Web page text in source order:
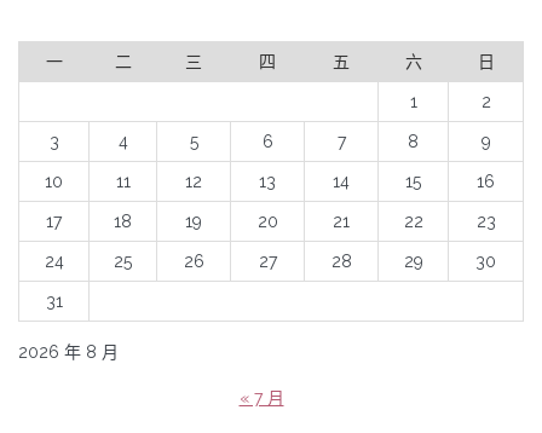
2026 年 8 月
一 二 三 四 五 六 日
1 2
3 4 5 6 7 8 9
10 11 12 13 14 15 16
17 18 19 20 21 22 23
24 25 26 27 28 29 30
31
« 7 月